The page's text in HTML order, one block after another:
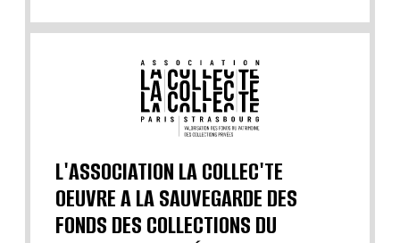
L'ASSOCIATION LA COLLEC'TE
OEUVRE A LA SAUVEGARDE DES
FONDS DES COLLECTIONS DU